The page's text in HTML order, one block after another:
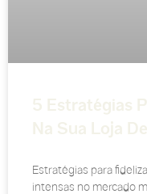
5 Estratégias
Na Sua Loja
Estratégias para
intensas no mercado